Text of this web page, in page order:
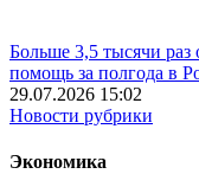
Больше 3,5 тысячи
помощь за полгода в
29.07.2026 15:02
Новости рубрики
Экономика